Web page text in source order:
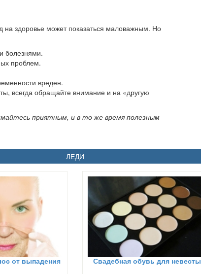
на здоровье может показаться маловажным. Но
болезнями.
проблем.
вреден.
всегда обращайте внимание и на «другую
приятным, и в то же время полезным
ЛЕДИ
от выпадения Свадебная обувь для невесты